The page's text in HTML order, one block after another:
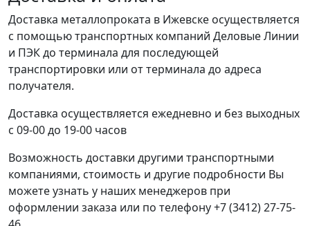
Доставка металлопроката в Ижевске осуществляется
с помощью транспортных компаний Деловые Линии
и ПЭК до терминала для последующей
транспортировки или от терминала до адреса
получателя.
Доставка осуществляется ежедневно и без выходных
с 09-00 до 19-00 часов
Возможность доставки другими транспортными
компаниями, стоимость и другие подробности Вы
можете узнать у наших менеджеров при
оформлении заказа или по телефону +7 (3412) 27-75-